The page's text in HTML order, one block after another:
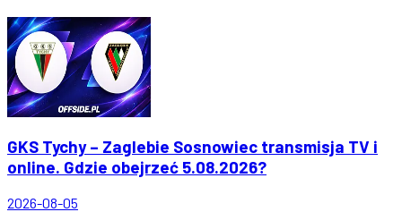
GKS Tychy – Zaglebie Sosnowiec transmisja TV i
online. Gdzie obejrzeć 5.08.2026?
2026-08-05